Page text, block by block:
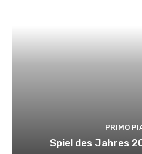
PRIMO
Spiel des Jahres